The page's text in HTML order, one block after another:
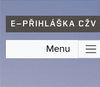
E–PŘIHLÁŠKA CŽV
Menu